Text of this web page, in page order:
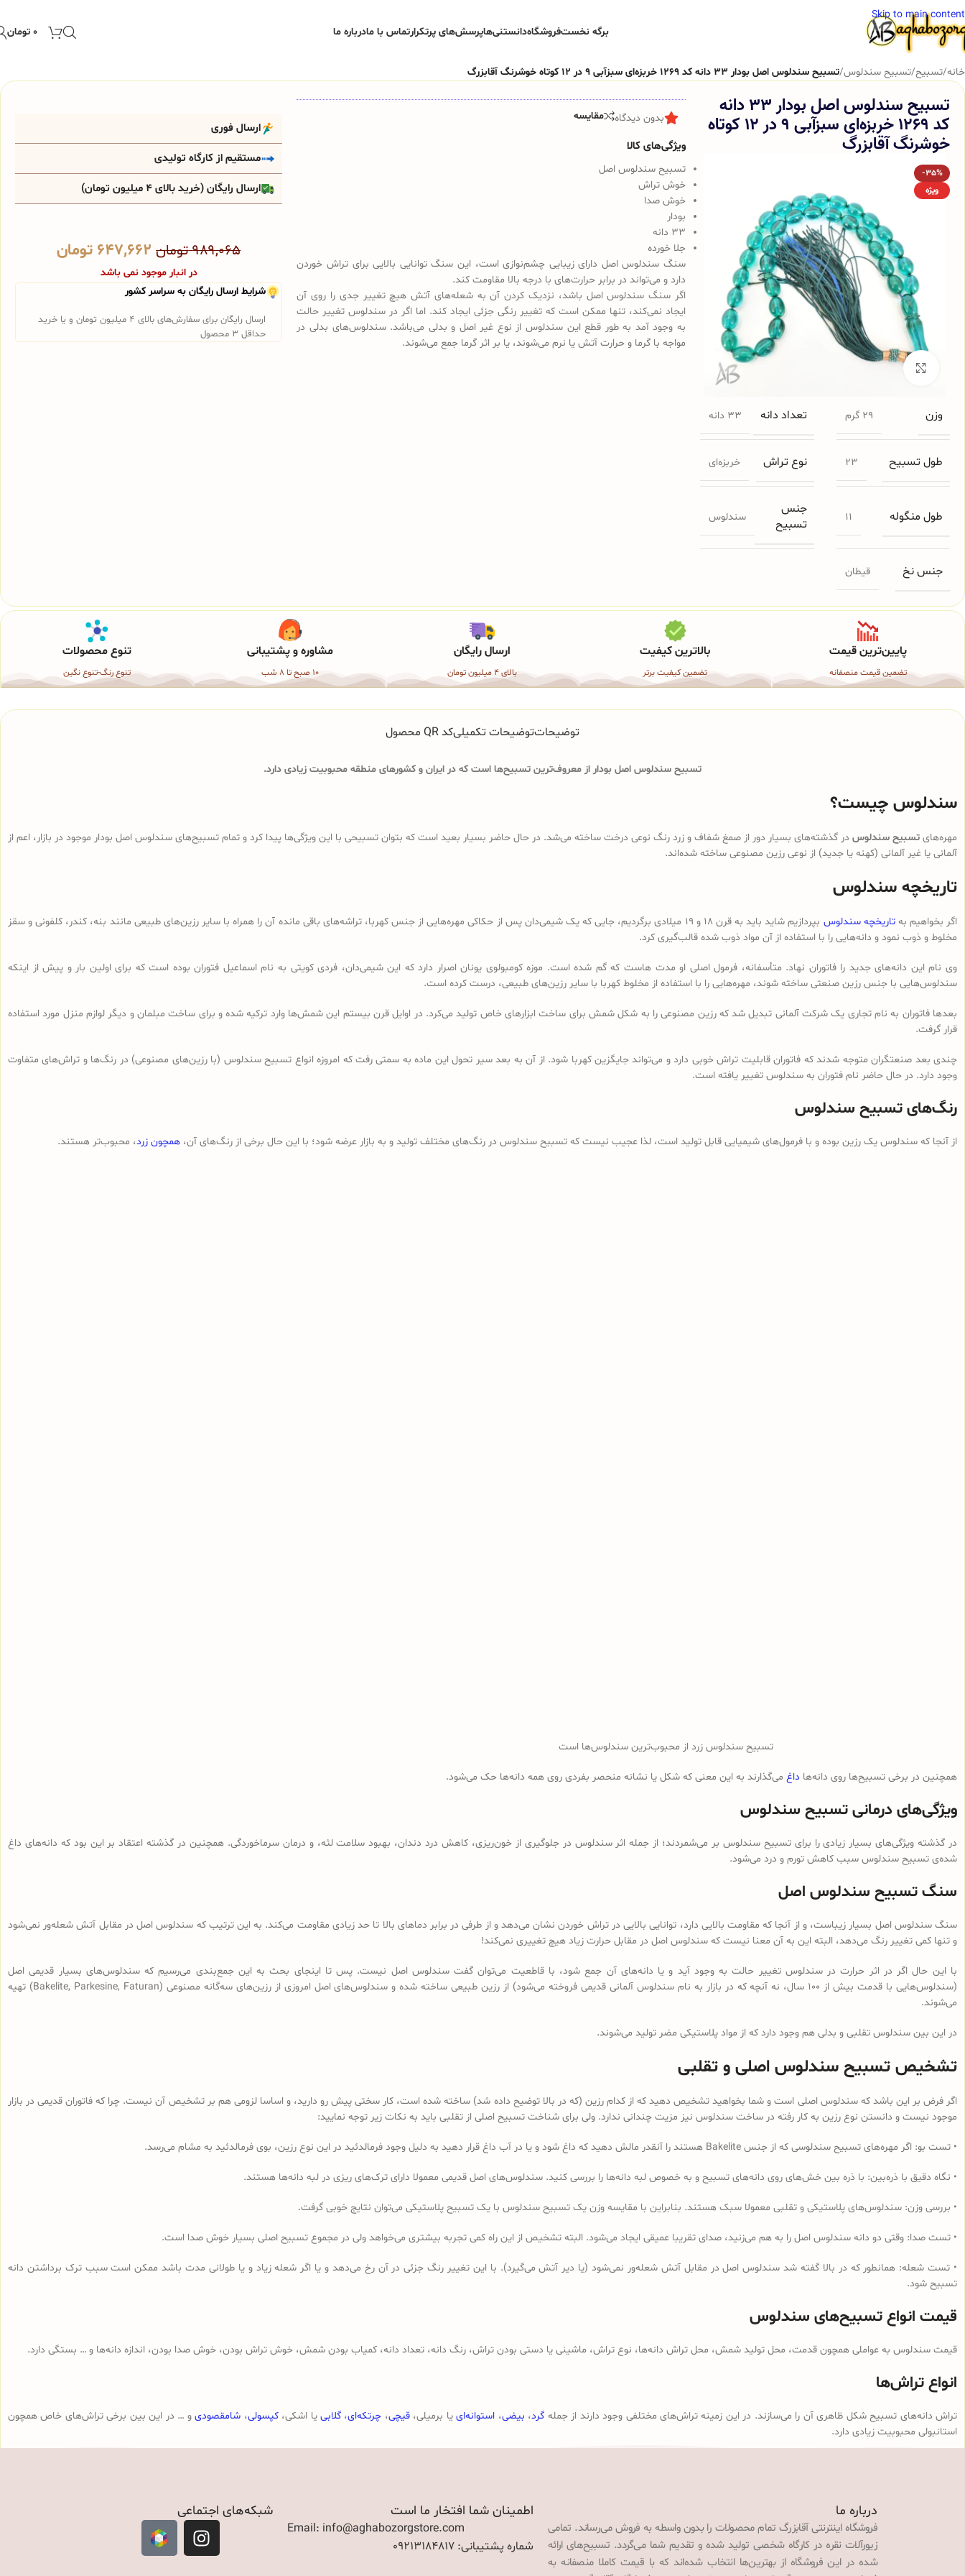
Skip to main content
برگه نخستفروشگاهدانستنی‌هاپرسش‌های پرتکرارتماس با مادرباره ما ۰ تومان
خانه/تسبیح/تسبیح سندلوس/تسبیح سندلوس اصل بودار 33 دانه کد 1269 خربزه‌ای سبزآبی 9 در 12 کوتاه خوشرنگ آقابزرگ
تسبیح سندلوس اصل بودار 33 دانه
کد 1269 خربزه‌ای سبزآبی 9 در 12 کوتاه
خوشرنگ آقابزرگ
-35%
ویژه
برای بزرگنمایی کلیک کنید
وزن 29 گرم تعداد دانه 33 دانه
طول تسبیح 23 نوع تراش خربزه‌ای
طول منگوله 11
جنس
تسبیح
سندلوس
جنس نخ قیطان
بدون دیدگاه مقایسه
ویژگی‌های کالا
تسبیح سندلوس اصل
خوش تراش
خوش صدا
بودار
33 دانه
جلا خورده
سنگ سندلوس اصل دارای زیبایی چشم‌نوازی است، این سنگ توانایی بالایی برای تراش خوردن
دارد و می‌تواند در برابر حرارت‌های با درجه بالا مقاومت کند.
اگر سنگ سندلوس اصل باشد، نزدیک کردن آن به شعله‌های آتش هیچ تغییر جدی را روی آن
ایجاد نمی‌کند، تنها ممکن است که تغییر رنگی جزئی ایجاد کند. اما اگر در سندلوس تغییر حالت
به وجود آمد به طور قطع این سندلوس از نوع غیر اصل و بدلی می‌باشد. سندلوس‌های بدلی در
مواجه با گرما و حرارت آتش یا نرم می‌شوند، یا بر اثر گرما جمع می‌شوند.
ارسال فوری
مستقیم از کارگاه تولیدی
ارسال رایگان (خرید بالای 4 میلیون تومان)
۹۸۹,۰۶۵تومان ۶۴۷,۶۶۲ تومان
در انبار موجود نمی باشد
شرایط ارسال رایگان به سراسر کشور
ارسال رایگان برای سفارش‌های بالای 4 میلیون تومان و یا خرید
حداقل 3 محصول
پایین‌ترین قیمت
تضمین قیمت منصفانه
بالاترین کیفیت
تضمین کیفیت برتر
ارسال رایگان
بالای 4 میلیون تومان
مشاوره و پشتیبانی
10 صبح تا 8 شب
تنوع محصولات
تنوع رنگ-تنوع نگین
توضیحاتتوضیحات تکمیلیکد QR محصول
تسبیح سندلوس اصل بودار از معروف‌ترین تسبیح‌ها است که در ایران و کشورهای منطقه محبوبیت زیادی دارد.
سندلوس چیست؟
مهره‌های تسبیح سندلوس در گذشته‌های بسیار دور از صمغ شفاف و زرد رنگ نوعی درخت ساخته می‌شد. در حال حاضر بسیار بعید است که بتوان تسبیحی با این ویژگی‌ها پیدا کرد و تمام تسبیح‌های سندلوس‌ اصل بودار موجود در بازار، اعم از
آلمانی یا غیر آلمانی (کهنه یا جدید) از نوعی رزین مصنوعی ساخته شده‌اند.
تاریخچه سندلوس
اگر بخواهیم بهتاریخچه سندلوس
بپردازیم شاید باید به قرن 18 و 19 میلادی برگردیم، جایی که یک شیمی‌دان پس از حکاکی مهره‌هایی از جنس کهربا، تراشه‌های باقی مانده آن را همراه با سایر رزین‌های طبیعی مانند بنه، کندر، کلفونی و سقز
مخلوط و ذوب نمود و دانه‌هایی را با استفاده از آن مواد ذوب شده قالب‌گیری کرد.
وی نام این دانه‌های جدید را فاتوران نهاد. متأسفانه، فرمول اصلی او مدت هاست که گم شده است. موزه کومبولوی یونان اصرار دارد که این شیمی‌دان، فردی کویتی به نام اسماعیل فتوران بوده است که برای اولین بار و پیش از اینکه
سندلوس‌هایی با جنس رزین صنعتی ساخته شوند، مهره‌هایی را با استفاده از مخلوط کهربا با سایر رزین‌های طبیعی، درست کرده است.
بعدها فاتوران به نام تجاری یک شرکت آلمانی تبدیل شد که رزین مصنوعی را به شکل شمش برای ساخت ابزارهای خاص تولید می‌کرد. در اوایل قرن بیستم این شمش‌ها وارد ترکیه شده و برای ساخت مبلمان و دیگر لوازم منزل مورد استفاده
قرار گرفت.
چندی بعد صنعتگران متوجه شدند که فاتوران قابلیت تراش خوبی دارد و می‌تواند جایگزین کهربا شود. از آن به بعد سیر تحول این ماده به سمتی رفت که امروزه انواع تسبیح‌ سندلوس (با رزین‌های مصنوعی) در رنگ‌ها و تراش‌های متفاوت
وجود دارد. در حال حاضر نام فتوران به سندلوس تغییر یافته است.
رنگ‌های تسبیح سندلوس
از آنجا که سندلوس یک رزین بوده و با فرمول‌های شیمیایی قابل تولید است، لذا عجیب نیست که تسبیح سندلوس در رنگ‌های مختلف تولید و به بازار عرضه شود؛ با این حال برخی از رنگ‌های آن، همچون زرد، محبوب‌تر هستند.
تسبیح سندلوس زرد از محبوب‌ترین سندلوس‌ها است
همچنین در برخی تسبیح‌ها روی دانه‌ها داغ می‌گذارند به این معنی که شکل یا نشانه منحصر بفردی روی همه دانه‌ها حک می‌شود.
ویژگی‌های درمانی تسبیح سندلوس
در گذشته ویژگی‌های بسیار زیادی را برای تسبیح سندلوس بر می‌شمردند؛ از جمله اثر سندلوس در جلوگیری از خون‌ریزی، کاهش درد دندان، بهبود سلامت لثه، و درمان سرماخوردگی. همچنین در گذشته اعتقاد بر این بود که دانه‌های داغ
شده‌ی تسبیح سندلوس سبب کاهش تورم و درد می‌شود.
سنگ تسبیح سندلوس اصل
سنگ سندلوس اصل بسیار زیباست، و از آنجا که مقاومت بالایی دارد، توانایی بالایی در تراش خوردن نشان می‌دهد و از طرفی در برابر دماهای بالا تا حد زیادی مقاومت می‌کند. به این ترتیب که سندلوس اصل در مقابل آتش شعله‌ور نمی‌شود
و تنها کمی تغییر رنگ می‌دهد، البته این به آن معنا نیست که سندلوس اصل در مقابل حرارت زیاد هیچ تغییری نمی‌کند!
با این حال اگر در اثر حرارت در سندلوس تغییر حالت به وجود آید و یا دانه‌های آن جمع شود، با قاطعیت می‌توان گفت سندلوس اصل نیست. پس تا اینجای بحث به این جمع‌بندی می‌رسیم که سندلوس‌های بسیار قدیمی اصل
(سندلوس‌هایی با قدمت بیش از 100 سال، نه آنچه که در بازار به نام سندلوس آلمانی قدیمی فروخته می‌شود) از رزین طبیعی ساخته شده و سندلوس‌‌های اصل امروزی از رزین‌های سه‌گانه مصنوعی (Bakelite, Parkesine, Faturan) تهیه
می‌شوند.
در این بین سندلوس تقلبی و بدلی هم وجود دارد که از مواد پلاستیکی مضر تولید می‌شوند.
تشخیص تسبیح سندلوس اصلی و تقلبی
اگر فرض بر این باشد که سندلوس اصلی است و شما بخواهید تشخیص دهید که از کدام رزین (که در بالا توضیح داده شد) ساخته شده است، کار سختی پیش رو دارید، و اساسا لزومی هم بر تشخیص آن نیست. چرا که فاتوران قدیمی در بازار
موجود نیست و دانستن نوع رزین به کار رفته در ساخت سندلوس نیز مزیت چندانی ندارد. ولی برای شناخت تسبیح اصلی از تقلبی باید به نکات زیر توجه نمایید:
• تست بو: اگر مهره‌های تسبیح‌ سندلوسی که از جنس Bakelite هستند را آنقدر مالش دهید که داغ شود و یا در آب داغ قرار دهید به دلیل وجود فرمالدئید در این نوع رزین، بوی فرمالدئید به مشام می‌رسد.
• نگاه دقیق با ذره‌بین: با ذره بین خش‌های روی دانه‌های تسبیح و به خصوص لبه دانه‌ها را بررسی کنید. سندلوس‌های اصل قدیمی معمولا دارای ترک‌های ریزی در لبه دانه‌ها هستند.
• بررسی وزن: سندلوس‌های پلاستیکی و تقلبی معمولا سبک هستند. بنابراین با مقایسه وزن یک تسبیح سندلوس با یک تسبیح پلاستیکی می‌توان نتایج خوبی گرفت.
• تست صدا: وقتی دو دانه سندلوس اصل را به هم می‌زنید، صدای تقریبا عمیقی ایجاد می‌شود. البته تشخیص از این راه کمی تجربه بیشتری می‌خواهد ولی در مجموع تسبیح اصلی بسیار خوش صدا است.
• تست شعله: همانطور که در بالا گفته شد سندلوس اصل در مقابل آتش شعله‌ور نمی‌شود (یا دیر آتش می‌گیرد). با این تغییر رنگ جزئی در آن رخ می‌دهد و یا اگر شعله زیاد و یا طولانی مدت باشد ممکن است سبب ترک برداشتن دانه
تسبیح شود.
قیمت انواع تسبیح‌های سندلوس
قیمت سندلوس به عواملی همچون قدمت، محل تولید شمش، محل تراش دانه‌ها، نوع تراش، ماشینی یا دستی بودن تراش، رنگ دانه، تعداد دانه، کمیاب بودن شمش، خوش تراش بودن، خوش صدا بودن، اندازه دانه‌ها و … بستگی دارد.
انواع تراش‌ها
تراش دانه‌های تسبیح شکل ظاهری آن را می‌سازند. در این زمینه تراش‌های مختلفی وجود دارند از جمله گرد، بیضی، استوانه‌اییا برمیلی،قیچی، چرتکه‌ای، گلابی یا اشکی،کپسولی، شامقصودیو … در این بین برخی تراش‌های خاص همچون
استانبولی محبوبیت زیادی دارد.
درباره ما
فروشگاه اینترنتی آقابزرگ تمام محصولات را بدون واسطه به فروش می‌رساند. تمامی
زیورآلات نقره در کارگاه شخصی تولید شده و تقدیم شما می‌گردد. تسبیح‌های ارائه
شده در این فروشگاه از بهترین‌ها انتخاب شده‌اند که با قیمت کاملا منصفانه به
اطمینان شما افتخار ما است
Email: info@aghabozorgstore.com
شماره پشتیبانی: 09213184817
شبکه‌های اجتماعی